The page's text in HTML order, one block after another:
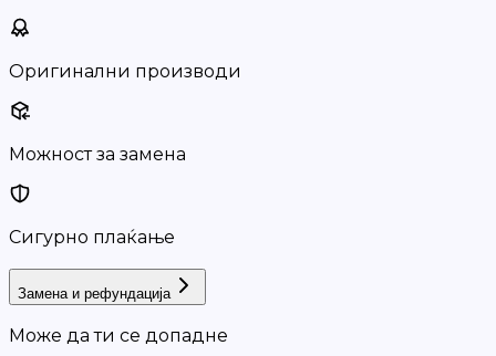
Оригинални производи
Можност за замена
Сигурно плаќање
Замена и рефундација
Може да ти се допадне